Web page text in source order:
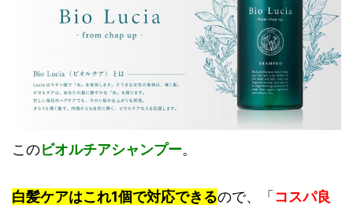
このビオルチアシャンプー。
白髪ケアはこれ1個で対応できるので、「コスパ良